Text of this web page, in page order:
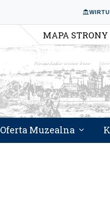
MAPA STRONY
Oferta Muzealna